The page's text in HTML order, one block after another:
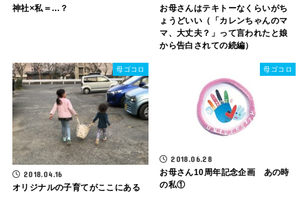
神社×私＝…？
お母さんはテキトーなくらいがち
ょうどいい（「カレンちゃんのマ
マ、大丈夫？」って言われたと娘
から告白されての続編）
母ゴコロ
2018.04.16
オリジナルの子育てがここにある
母ゴコロ
2018.06.28
お母さん10周年記念企画 あの時
の私①